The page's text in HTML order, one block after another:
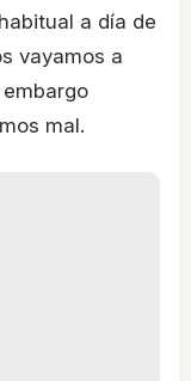
a día de
vayamos a
mal.